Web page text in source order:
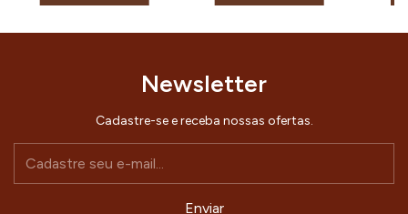
Newsletter
Cadastre-se e receba nossas ofertas.